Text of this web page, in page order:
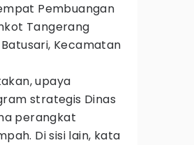
Pembuangan
Tangerang
Kecamatan
upaya
strategis Dinas
perangkat
Di sisi lain, kata